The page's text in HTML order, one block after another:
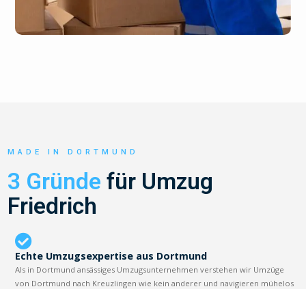
MADE IN DORTMUND
3 Gründe für Umzug
Friedrich
Echte Umzugsexpertise aus Dortmund
Als in Dortmund ansässiges Umzugsunternehmen verstehen wir Umzüge
von Dortmund nach Kreuzlingen wie kein anderer und navigieren mühelos